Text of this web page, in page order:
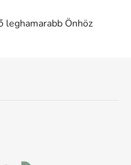
leghamarabb Önhöz